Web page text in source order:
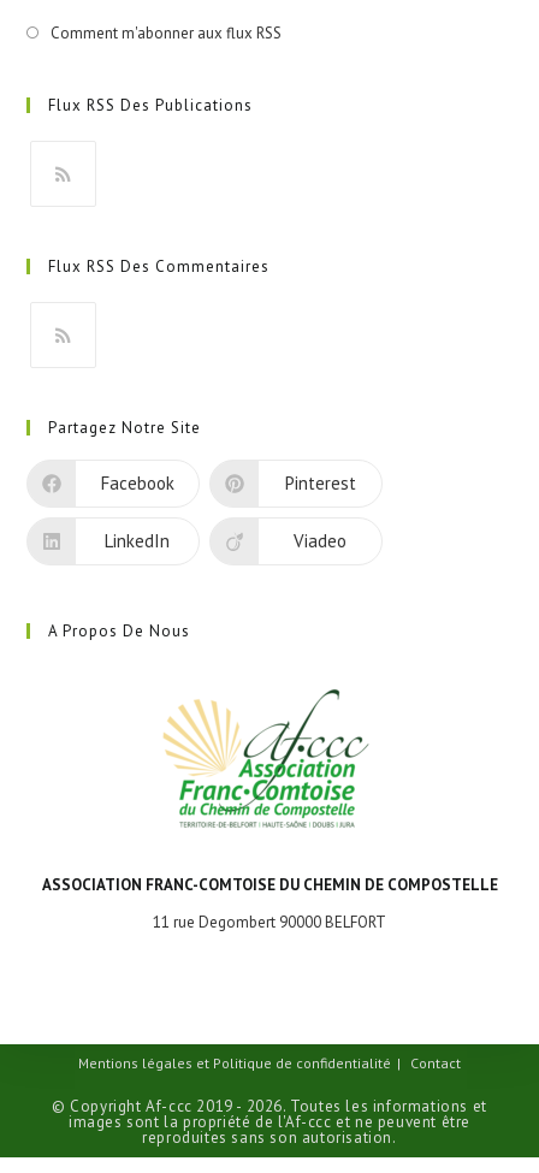
Comment m'abonner aux flux RSS
Flux RSS Des Publications
un
onglet
Flux RSS Des Commentaires
un
nouvel
Partagez Notre Site
Facebook Pinterest
LinkedIn Viadeo
A Propos De Nous
ASSOCIATION FRANC-COMTOISE DU CHEMIN DE COMPOSTELLE
11 rue Degombert 90000 BELFORT
Mentions légales et Politique de confidentialité Contact
© Copyright Af-ccc 2019 - 2026. Toutes les informations et
images sont la propriété de l'Af-ccc et ne peuvent être
reproduites sans son autorisation.